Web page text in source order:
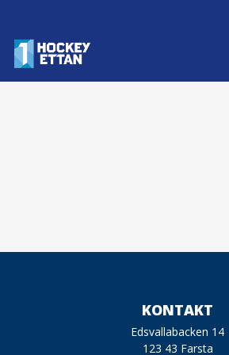
KONTAKT
Edsvallabacken 14
123 43 Farsta